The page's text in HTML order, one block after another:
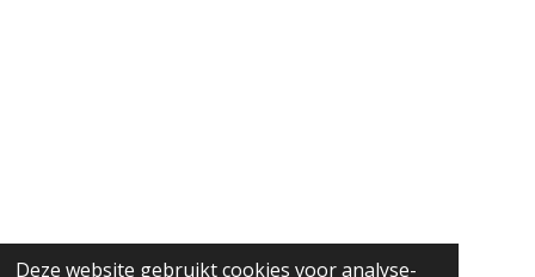
Deze website gebruikt cookies voor analyse-